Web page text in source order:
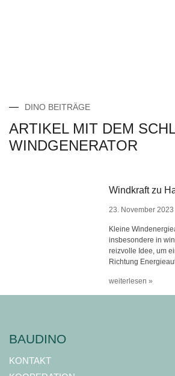
DINO BEITRÄGE
ARTIKEL MIT DEM
WINDGENERATOR
Windkraft zu
23. November 2023
Kleine
insbesondere in
reizvolle Idee, um
Richtung
weiterlesen »
BAUDINO
KONTAKT